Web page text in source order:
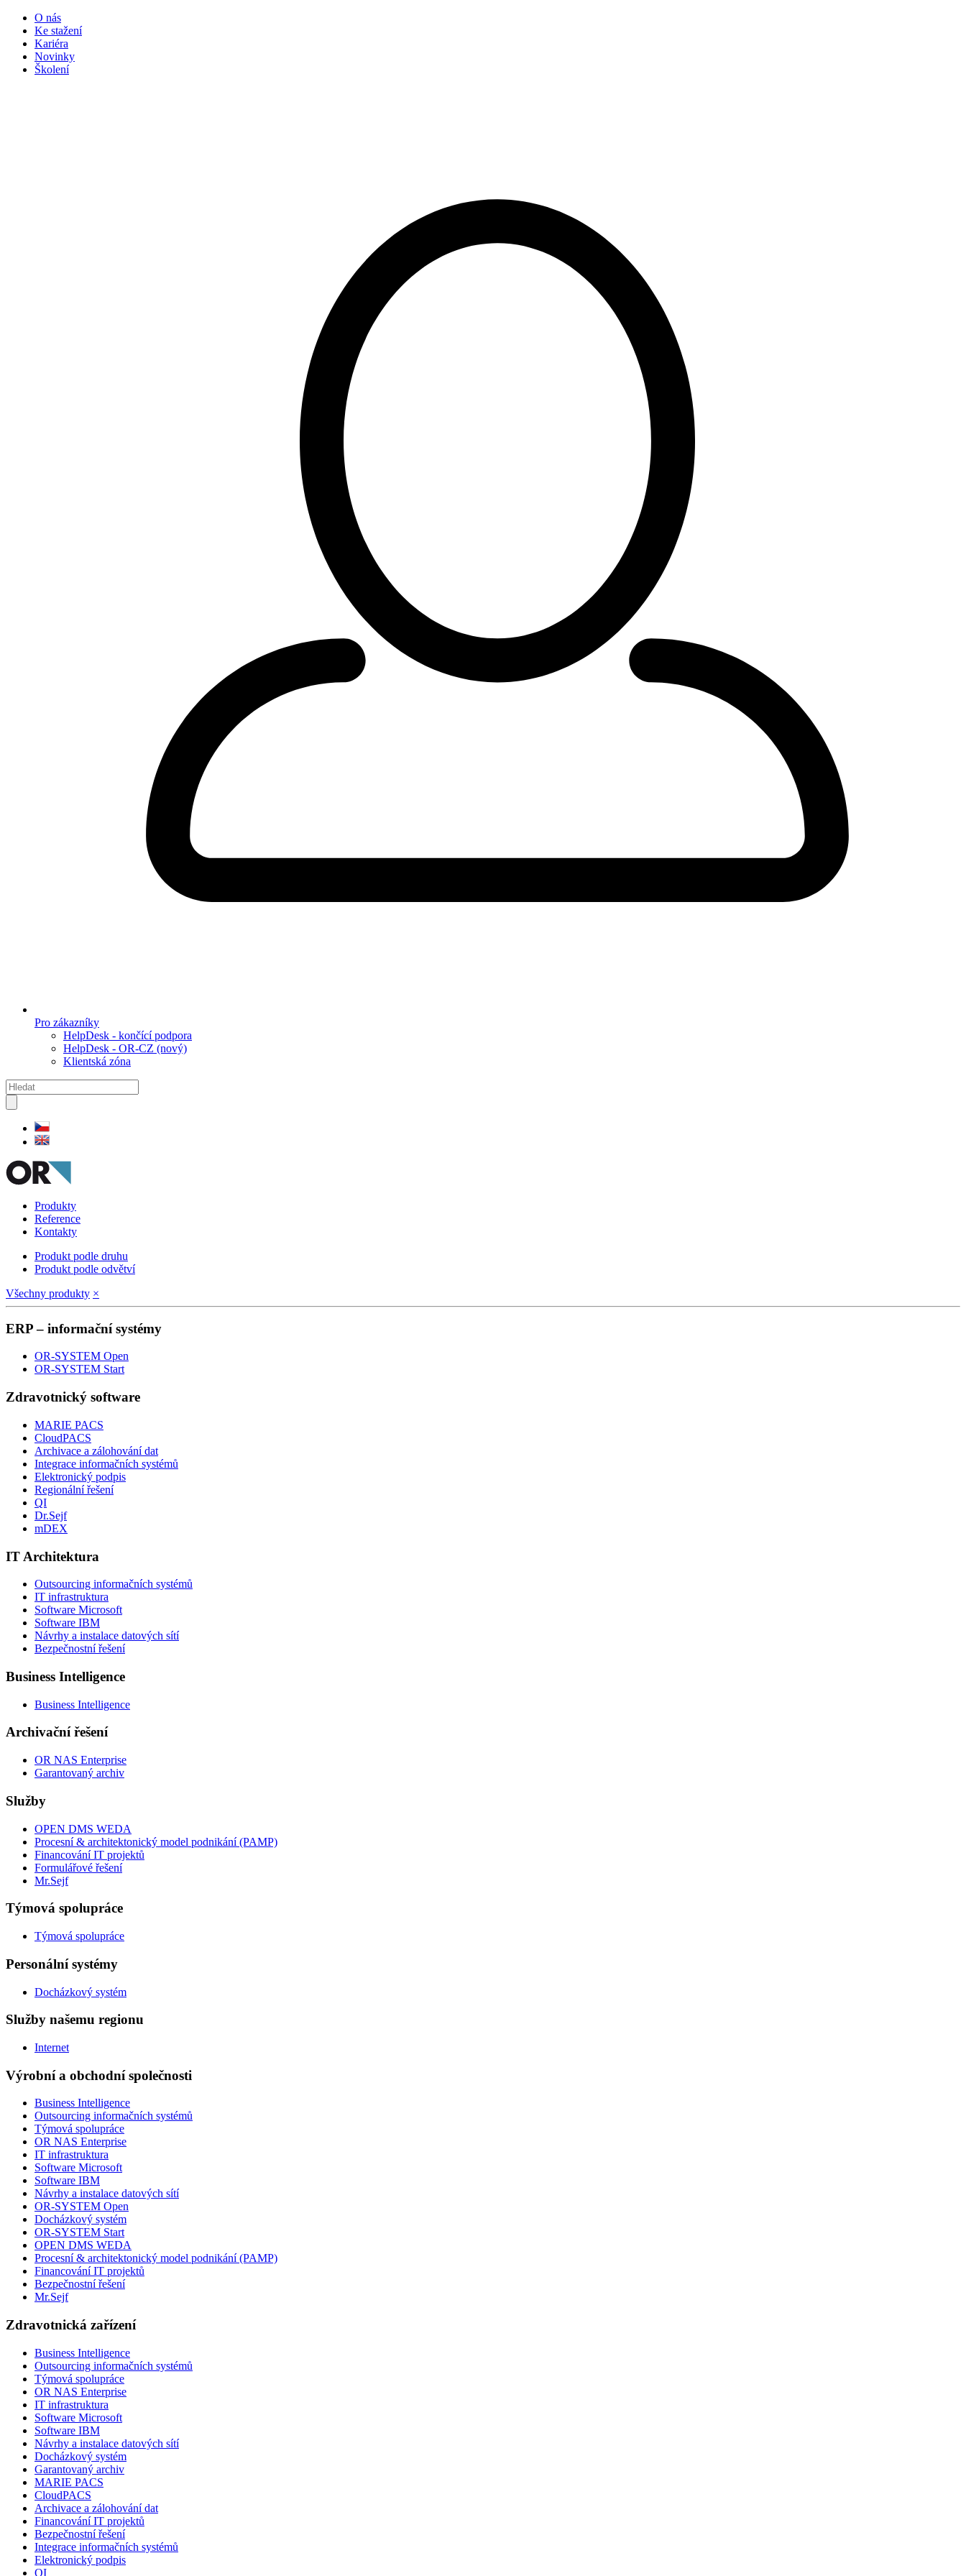
O nás
Ke stažení
Kariéra
Novinky
Školení
Pro zákazníky
HelpDesk - končící podpora
HelpDesk - OR-CZ (nový)
Klientská zóna
Produkty
Reference
Kontakty
Produkt podle druhu
Produkt podle odvětví
Všechny produkty ×
ERP – informační systémy
OR-SYSTEM Open
OR-SYSTEM Start
Zdravotnický software
MARIE PACS
CloudPACS
Archivace a zálohování dat
Integrace informačních systémů
Elektronický podpis
Regionální řešení
QI
Dr.Sejf
mDEX
IT Architektura
Outsourcing informačních systémů
IT infrastruktura
Software Microsoft
Software IBM
Návrhy a instalace datových sítí
Bezpečnostní řešení
Business Intelligence
Business Intelligence
Archivační řešení
OR NAS Enterprise
Garantovaný archiv
Služby
OPEN DMS WEDA
Procesní & architektonický model podnikání (PAMP)
Financování IT projektů
Formulářové řešení
Mr.Sejf
Týmová spolupráce
Týmová spolupráce
Personální systémy
Docházkový systém
Služby našemu regionu
Internet
Výrobní a obchodní společnosti
Business Intelligence
Outsourcing informačních systémů
Týmová spolupráce
OR NAS Enterprise
IT infrastruktura
Software Microsoft
Software IBM
Návrhy a instalace datových sítí
OR-SYSTEM Open
Docházkový systém
OR-SYSTEM Start
OPEN DMS WEDA
Procesní & architektonický model podnikání (PAMP)
Financování IT projektů
Bezpečnostní řešení
Mr.Sejf
Zdravotnická zařízení
Business Intelligence
Outsourcing informačních systémů
Týmová spolupráce
OR NAS Enterprise
IT infrastruktura
Software Microsoft
Software IBM
Návrhy a instalace datových sítí
Docházkový systém
Garantovaný archiv
MARIE PACS
CloudPACS
Archivace a zálohování dat
Financování IT projektů
Bezpečnostní řešení
Integrace informačních systémů
Elektronický podpis
QI